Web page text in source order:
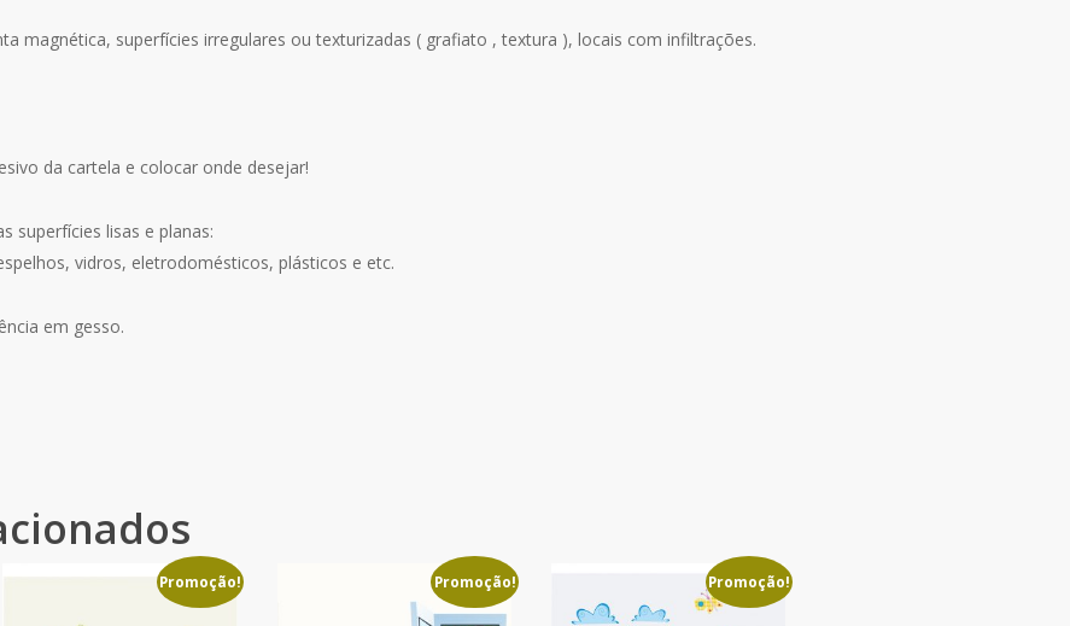
magnética, superfícies irregulares ou texturizadas ( grafiato , textura ), locais com infiltrações.
da cartela e colocar onde desejar!
superfícies lisas e planas:
vidros, eletrodomésticos, plásticos e etc.
em gesso.
Promoção! Promoção! Promoção!